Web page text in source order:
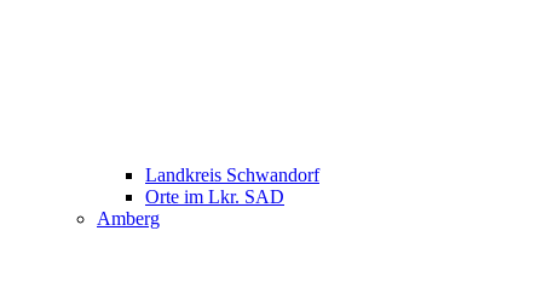
Landkreis Schwandorf
Orte im Lkr. SAD
Amberg